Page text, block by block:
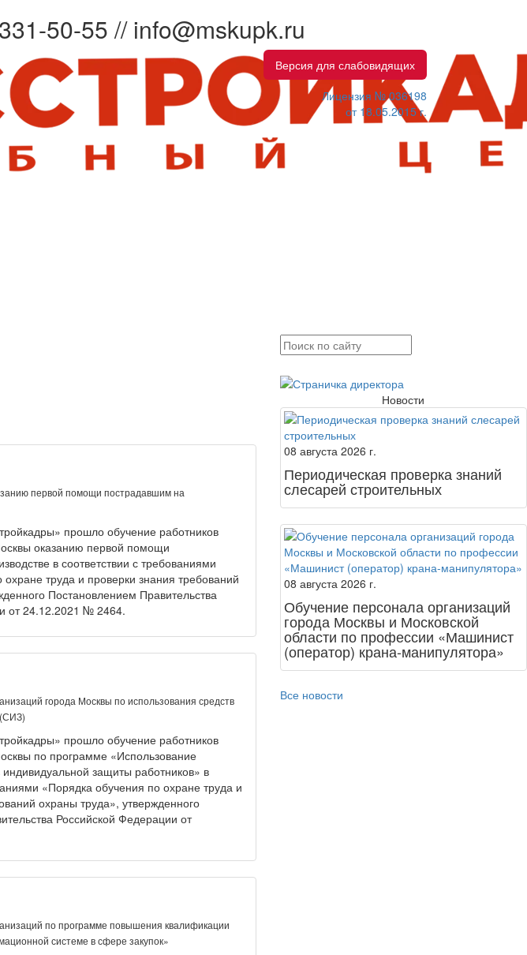
50-55 // info@mskupk.ru
Версия для слабовидящих
Лицензия № 036198
от 18.05.2015 г.
первой помощи пострадавшим на
прошло обучение работников
оказанию первой помощи
в соответствии с требованиями
труда и проверки знания требований
Постановлением Правительства
от 24.12.2021 № 2464.
города Москвы по использования средств
прошло обучение работников
по программе «Использование
защиты работников» в
«Порядка обучения по охране труда и
охраны труда», утвержденного
Российской Федерации от
по программе повышения квалификации
системе в сфере закупок»
Новости
08 августа 2026 г.
Периодическая проверка знаний
слесарей строительных
08 августа 2026 г.
Обучение персонала организаций
города Москвы и Московской
области по профессии «Машинист
(оператор) крана-манипулятора»
Все новости